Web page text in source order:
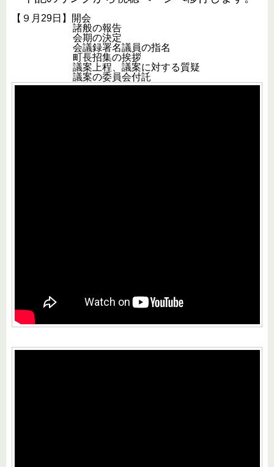
【９月29日】開会
諸般の報告
会期の決定
会議録署名議員の指名
町長招集の挨拶
議案上程、議案に対する質疑
議案の委員会付託